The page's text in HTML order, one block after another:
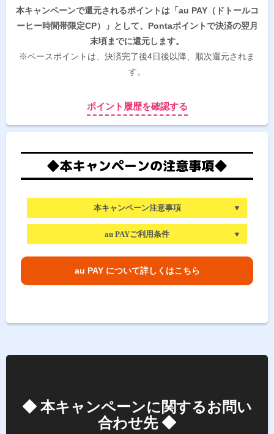
本キャンペーンで還元されるポイントは「au PAY（ドトールコ
ーヒー時間帯限定CP）」として、Pontaポイントで決済の翌月
末頃までに還元します。
※ベースポイントは、決済完了後4日後以降、順次還元されま
す。
ポイント履歴を確認する
本キャンペーン注意事項
au PAYご利用条件
au PAY について詳しくはこちら
◆ 本キャンペーンに関するお問い
合わせ先 ◆